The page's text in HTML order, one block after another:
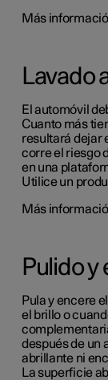
Más
Lavado
El automóvil
Cuanto más
resultará dejar
corre el riesgo
en una
Utilice un
Más
Pulido
Pula y encere
el brillo o
después de un
abrillante ni
La superficie